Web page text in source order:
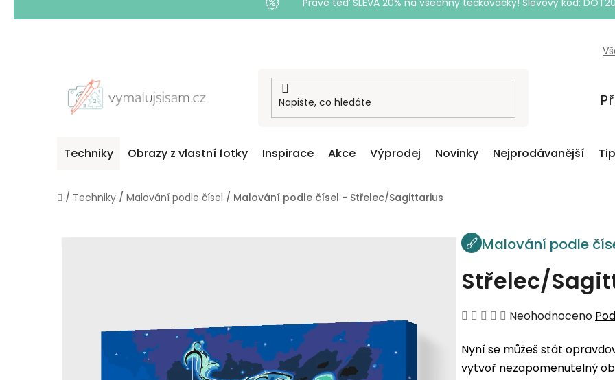
Právě teď SLEVA 20% na všechny tečkovačky! Slevový kód:
Techniky Obrazy z vlastní fotky Inspirace Akce Výprodej Novinky Nejprodávanější
Domů
/ Techniky / Malování podle čísel / Malování podle čísel - Střelec/Sagittarius
Malování podle
Střelec/
Průměrné
produktu
je
Neohodnoceno
Nyní se můžeš stát
vytvoř nezapomenutelný